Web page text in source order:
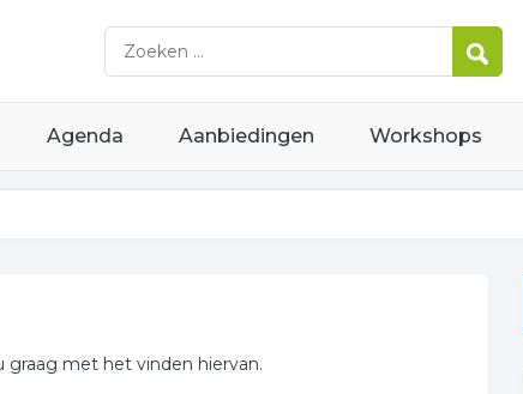
Agenda Aanbiedingen Workshops
graag met het vinden hiervan.